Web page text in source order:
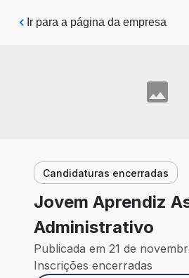
Pular para o conteúdo principal
Ir para a página da empresa
Candidaturas encerradas
Jovem Aprendiz
Administrativo
Publicada em 21 de
Inscrições encerradas